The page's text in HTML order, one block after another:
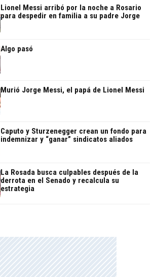
Lionel Messi arribó por la noche a Rosario
para despedir en familia a su padre Jorge
Algo pasó
Murió Jorge Messi, el papá de Lionel Messi
Caputo y Sturzenegger crean un fondo para
indemnizar y “ganar” sindicatos aliados
La Rosada busca culpables después de la
derrota en el Senado y recalcula su
estrategia